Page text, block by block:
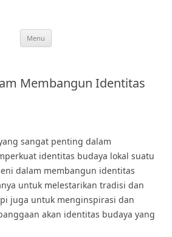
Menu
Membangun Identitas
sangat penting dalam
identitas budaya lokal suatu
dalam membangun identitas
untuk melestarikan tradisi dan
juga untuk menginspirasi dan
akan identitas budaya yang